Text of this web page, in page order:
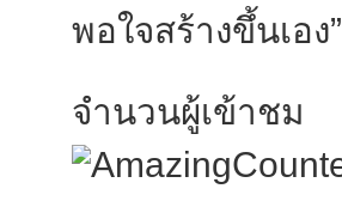
พอใจสร้างขึ้นเอง”
จำนวนผู้เข้าชม